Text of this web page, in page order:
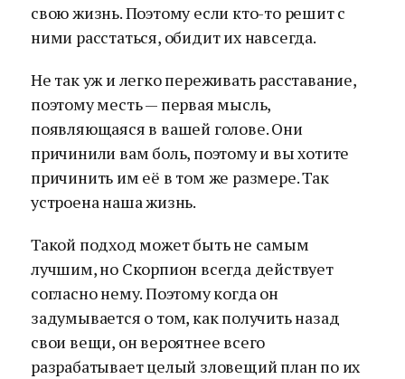
свою жизнь. Поэтому если кто-то решит с
ними расстаться, обидит их навсегда.
Не так уж и легко переживать расставание,
поэтому месть — первая мысль,
появляющаяся в вашей голове. Они
причинили вам боль, поэтому и вы хотите
причинить им её в том же размере. Так
устроена наша жизнь.
Такой подход может быть не самым
лучшим, но Скорпион всегда действует
согласно нему. Поэтому когда он
задумывается о том, как получить назад
свои вещи, он вероятнее всего
разрабатывает целый зловещий план по их